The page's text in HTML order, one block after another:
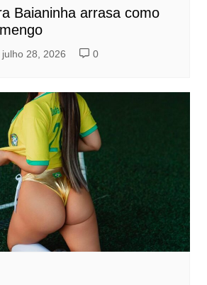
Baianinha arrasa como
julho 28, 2026 0